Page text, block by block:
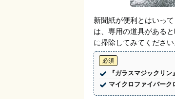
新聞紙が便利とはいっ
は、専用の道具がある
に掃除してみてください
必須
『ガラスマジックリ
マイクロファイバーク